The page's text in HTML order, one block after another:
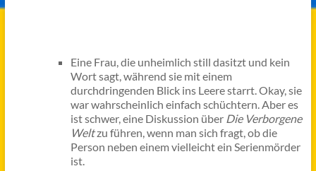
Eine Frau, die unheimlich still dasitzt und kein
Wort sagt, während sie mit einem
durchdringenden Blick ins Leere starrt. Okay, sie
war wahrscheinlich einfach schüchtern. Aber es
ist schwer, eine Diskussion über Die Verborgene
Weltzu führen, wenn man sich fragt, ob die
Person neben einem vielleicht ein Serienmörder
ist.